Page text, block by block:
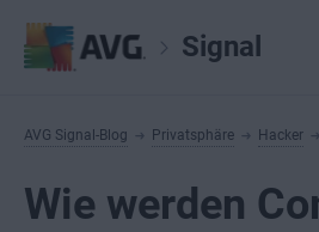
Signal
AVG Signal-Blog Privatsphäre Hacker
Wie werden